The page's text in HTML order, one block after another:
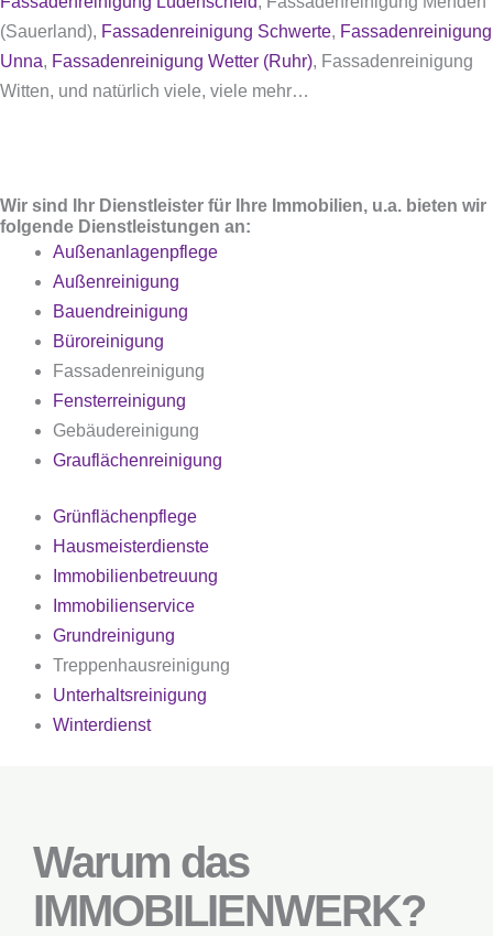
(Sauerland), Fassadenreinigung Schwerte, Fassadenreinigung
Unna, Fassadenreinigung Wetter (Ruhr), Fassadenreinigung
Witten, und natürlich viele, viele mehr…
Wir sind Ihr Dienstleister für Ihre Immobilien, u.a. bieten wir
folgende Dienstleistungen an:
Außenanlagenpflege
Außenreinigung
Bauendreinigung
Büroreinigung
Fassadenreinigung
Fensterreinigung
Gebäudereinigung
Grauflächenreinigung
Grünflächenpflege
Hausmeisterdienste
Immobilienbetreuung
Immobilienservice
Grundreinigung
Treppenhausreinigung
Unterhaltsreinigung
Winterdienst
Warum das
IMMOBILIENWERK?